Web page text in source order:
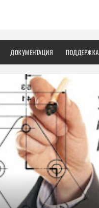
ДОКУМЕНТАЦИЯ ПОДДЕРЖКА